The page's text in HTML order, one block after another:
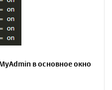
в основное окно